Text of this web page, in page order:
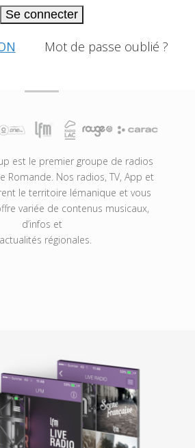
Se connecter
Mot de passe oublié ?
est le premier groupe de radios
Romande. Nos radios, TV, App et
le territoire lémanique et vous
variée de contenus musicaux,
d’infos et
régionales.